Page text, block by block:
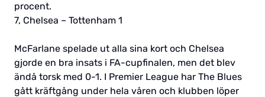
procent.
7, Chelsea – Tottenham 1
McFarlane spelade ut alla sina kort och Chelsea
gjorde en bra insats i FA-cupfinalen, men det blev
ändå torsk med 0-1. I Premier League har The Blues
gått kräftgång under hela våren och klubben löper